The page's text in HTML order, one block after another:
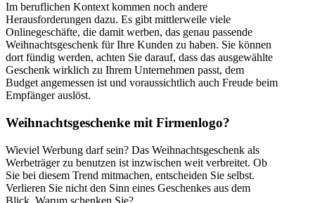
Im beruflichen Kontext kommen noch andere
Herausforderungen dazu. Es gibt mittlerweile viele
Onlinegeschäfte, die damit werben, das genau passende
Weihnachtsgeschenk für Ihre Kunden zu haben. Sie können
dort fündig werden, achten Sie darauf, dass das ausgewählte
Geschenk wirklich zu Ihrem Unternehmen passt, dem
Budget angemessen ist und voraussichtlich auch Freude beim
Empfänger auslöst.
Weihnachtsgeschenke mit Firmenlogo?
Wieviel Werbung darf sein? Das Weihnachtsgeschenk als
Werbeträger zu benutzen ist inzwischen weit verbreitet. Ob
Sie bei diesem Trend mitmachen, entscheiden Sie selbst.
Verlieren Sie nicht den Sinn eines Geschenkes aus dem
Blick. Warum schenken Sie?